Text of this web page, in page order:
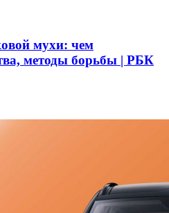
мухи: чем
методы борьбы | РБК